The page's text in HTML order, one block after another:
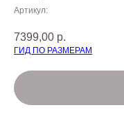
Артикул:
7399,00 р.
ГИД ПО РАЗМЕРАМ